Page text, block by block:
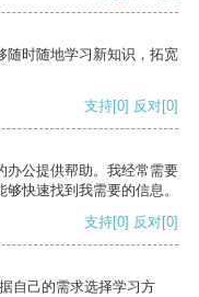
随时随地学习新知识，拓宽
支持[0] 反对[0]
办公提供帮助。我经常需要
快速找到我需要的信息。
支持[0] 反对[0]
自己的需求选择学习方